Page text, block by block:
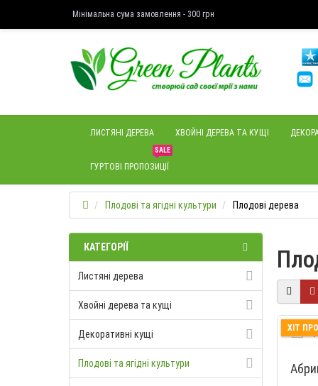
Мінімальна сума замовлення - 300 грн
ЛИСТЯНІ ДЕРЕВА ХВОЙНІ ДЕРЕВА ТА КУЩІ
SALE
ГУРТОВІ ПРОПОЗИЦІЇ
Плодові та ягідні культури Плодові дерева
КАТЕГОРІЇ
Листяні дерева
Хвойні дерева та кущі
Декоративні кущі
Плодові та ягідні культури
ХІТ